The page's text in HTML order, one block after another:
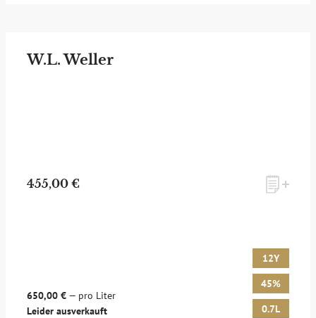
W.L. Weller
455,00 €
650,00 € — pro Liter
Leider ausverkauft
12Y
45%
0.7L